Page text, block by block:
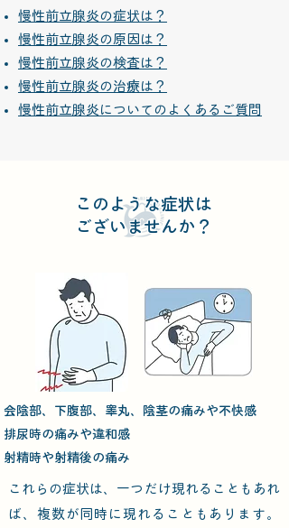
慢性前立腺炎の症状は？
慢性前立腺炎の原因は？
慢性前立腺炎の検査は？
慢性前立腺炎の治療は？
​慢性前立腺炎についてのよくあるご質問
​このような症状は
ございませんか？
会陰部、下腹部、睾丸、陰茎の痛みや不快感
排尿時の痛みや違和感
射精時や射精後の痛み
これらの症状は、一つだけ現れることもあれ
ば、複数が同時に現れることもあります。